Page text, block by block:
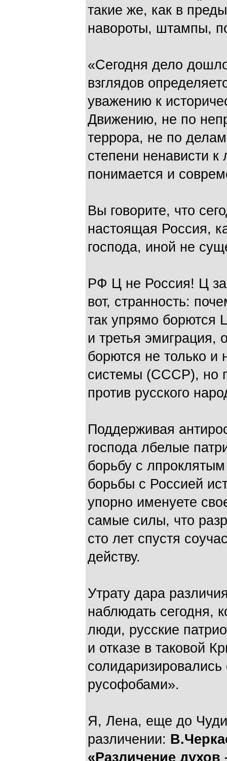
такие же, как в
навороты, штампы,
«Сегодня дело
взглядов
уважению к
Движению, не по
террора, не по
степени ненависти
понимается и
Вы говорите, что
настоящая Россия,
господа, иной не
РФ Ц не Россия! Ц
вот, странность:
так упрямо борются
и третья эмиграция,
борются не только и
системы (СССР), но
против русского
Поддерживая
господа лбелые
борьбу с
борьбы с Россией
упорно именуете
самые силы, что
сто лет спустя
действу.
Утрату дара
наблюдать сегодня,
люди, русские
и отказе в таковой
русофобами».
Я, Лена, еще до
различении:
«Различение духов